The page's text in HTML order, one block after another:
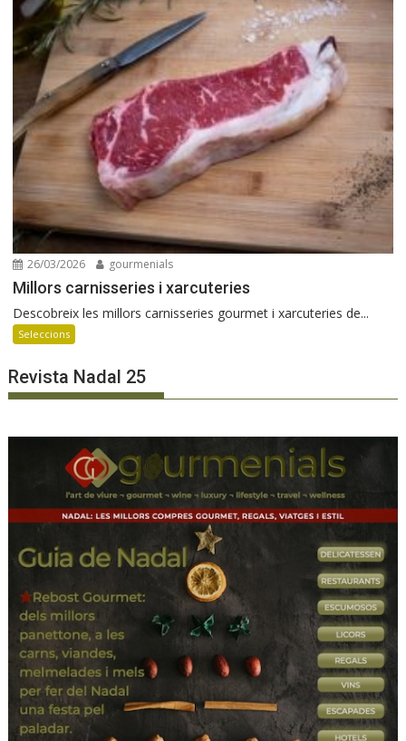
26/03/2026 gourmenials
Millors carnisseries i xarcuteries
Descobreix les millors carnisseries gourmet i xarcuteries de...
Seleccions
Revista Nadal 25